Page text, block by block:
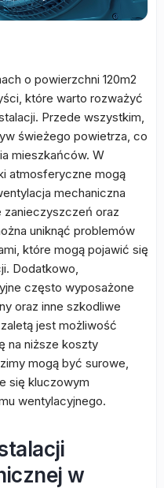
o powierzchni 120m2
które warto rozważyć
Przede wszystkim,
świeżego powietrza, co
mieszkańców. W
atmosferyczne mogą
mechaniczna
zanieczyszczeń oraz
uniknąć problemów
które mogą pojawić się
Dodatkowo,
często wyposażone
oraz inne szkodliwe
jest możliwość
na niższe koszty
mogą być surowe,
się kluczowym
wentylacyjnego.
w